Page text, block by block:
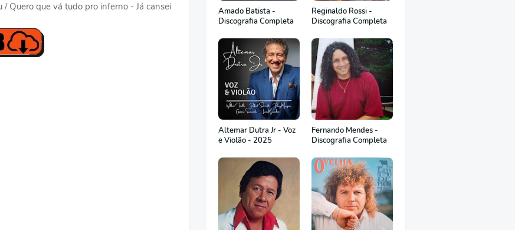
Quero que vá tudo pro inferno - Já cansei
Amado Batista -
Discografia Completa
Reginaldo Rossi -
Discografia Completa
Altemar Dutra Jr - Voz
e Violão - 2025
Fernando Mendes -
Discografia Completa